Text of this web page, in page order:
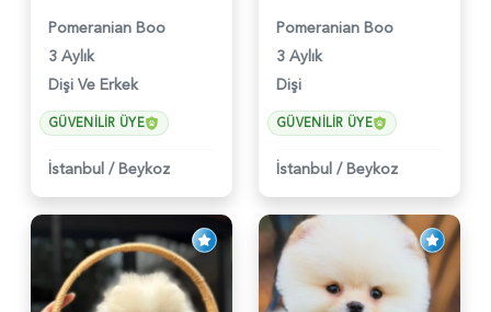
Pomeranian Boo
3 Aylık
Dişi Ve Erkek
GÜVENILIR ÜYE
İstanbul / Beykoz
Pomeranian Boo
3 Aylık
Dişi
GÜVENILIR ÜYE
İstanbul / Beykoz